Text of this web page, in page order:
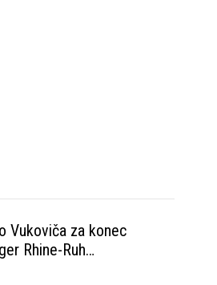
Vukoviča za konec
Rhine-Ruh…